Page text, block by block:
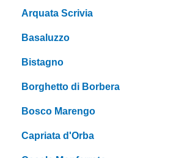
Arquata Scrivia
Basaluzzo
Bistagno
Borghetto di Borbera
Bosco Marengo
Capriata d'Orba